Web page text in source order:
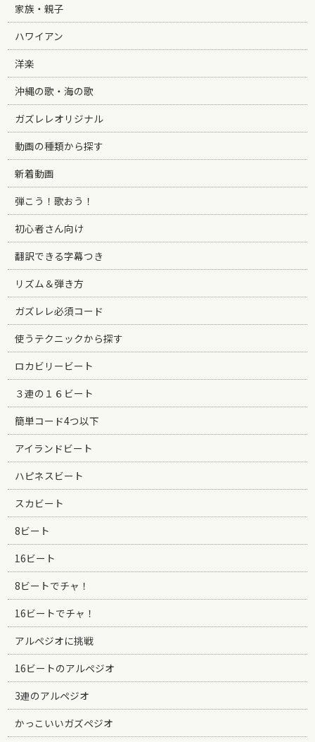
家族・親子
ハワイアン
洋楽
沖縄の歌・海の歌
ガズレレオリジナル
動画の種類から探す
新着動画
弾こう！歌おう！
初心者さん向け
翻訳できる字幕つき
リズム＆弾き方
ガズレレ必須コード
使うテクニックから探す
ロカビリービート
３連の１６ビート
簡単コード4つ以下
アイランドビート
ハピネスビート
スカビート
8ビート
16ビート
8ビートでチャ！
16ビートでチャ！
アルペジオに挑戦
16ビートのアルペジオ
3連のアルペジオ
かっこいいガズペジオ